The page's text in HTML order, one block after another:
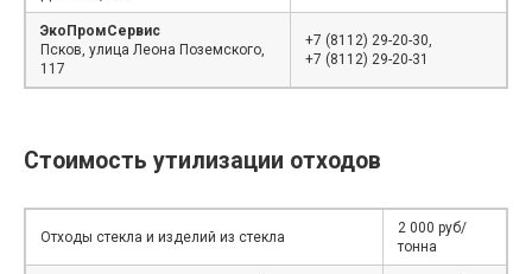
ЭкоПромСервис
Псков, улица Леона Поземского,
117
+7 (8112) 29-20-30,
+7 (8112) 29-20-31
Стоимость утилизации отходов
Отходы стекла и изделий из стекла
2 000 руб/
тонна